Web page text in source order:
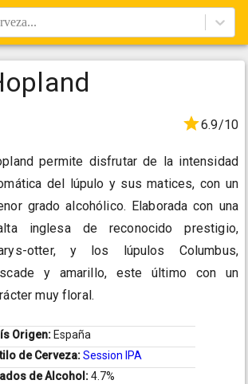
6.9/10
permite disfrutar de la intensidad
del lúpulo y sus matices, con un
grado alcohólico. Elaborada con una
inglesa de reconocido prestigio,
otter, y los lúpulos Columbus,
y amarillo, este último con un
muy floral.
Origen: España
de Cerveza:Session IPA
de Alcohol:4.7%